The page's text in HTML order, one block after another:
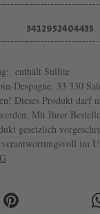
I
D
E
S
P
N
3412952404435
enthält Sulfite
Despagne, 33 330
Dieses Produkt darf
Mit Ihrer
gesetzlich
im